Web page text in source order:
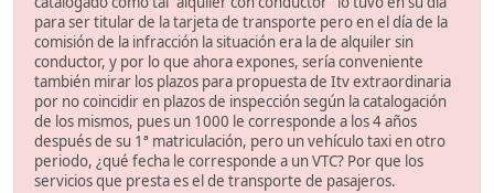
para ser titular de la tarjeta de transporte pero en el día de la
comisión de la infracción la situación era la de alquiler sin
conductor, y por lo que ahora expones, sería conveniente
también mirar los plazos para propuesta de Itv extraordinaria
por no coincidir en plazos de inspección según la catalogación
de los mismos, pues un 1000 le corresponde a los 4 años
después de su 1ª matriculación, pero un vehículo taxi en otro
periodo, ¿qué fecha le corresponde a un VTC? Por que los
servicios que presta es el de transporte de pasajeros.